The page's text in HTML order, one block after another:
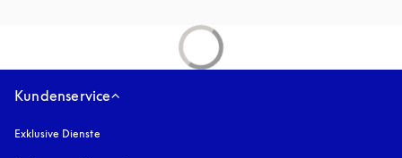
Kundenservice
Exklusive Dienste